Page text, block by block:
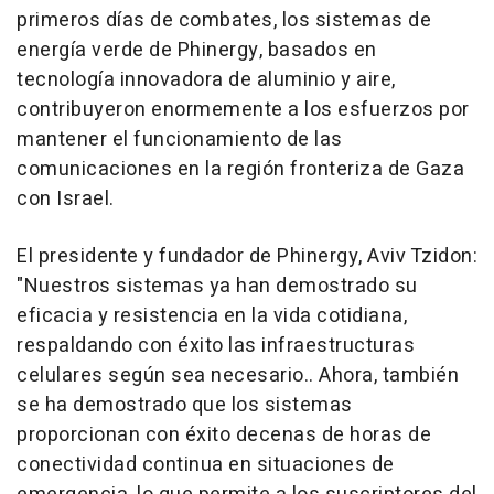
primeros días de combates, los sistemas de
energía verde de Phinergy, basados en
tecnología innovadora de aluminio y aire,
contribuyeron enormemente a los esfuerzos por
mantener el funcionamiento de las
comunicaciones en la región fronteriza de Gaza
con Israel.
El presidente y fundador de Phinergy, Aviv Tzidon:
"Nuestros sistemas ya han demostrado su
eficacia y resistencia en la vida cotidiana,
respaldando con éxito las infraestructuras
celulares según sea necesario.. Ahora, también
se ha demostrado que los sistemas
proporcionan con éxito decenas de horas de
conectividad continua en situaciones de